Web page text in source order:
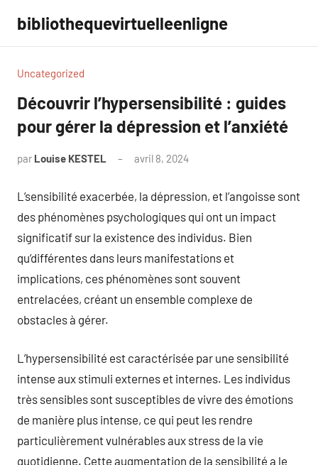
contenu
bibliothequevirtuelleenligne
Uncategorized
Découvrir l’hypersensibilité : guides
pour gérer la dépression et l’anxiété
par Louise KESTEL avril 8, 2024
L’sensibilité exacerbée, la dépression, et l’angoisse sont
des phénomènes psychologiques qui ont un impact
significatif sur la existence des individus. Bien
qu’différentes dans leurs manifestations et
implications, ces phénomènes sont souvent
entrelacées, créant un ensemble complexe de
obstacles à gérer.
L’hypersensibilité est caractérisée par une sensibilité
intense aux stimuli externes et internes. Les individus
très sensibles sont susceptibles de vivre des émotions
de manière plus intense, ce qui peut les rendre
particulièrement vulnérables aux stress de la vie
quotidienne. Cette augmentation de la sensibilité a le